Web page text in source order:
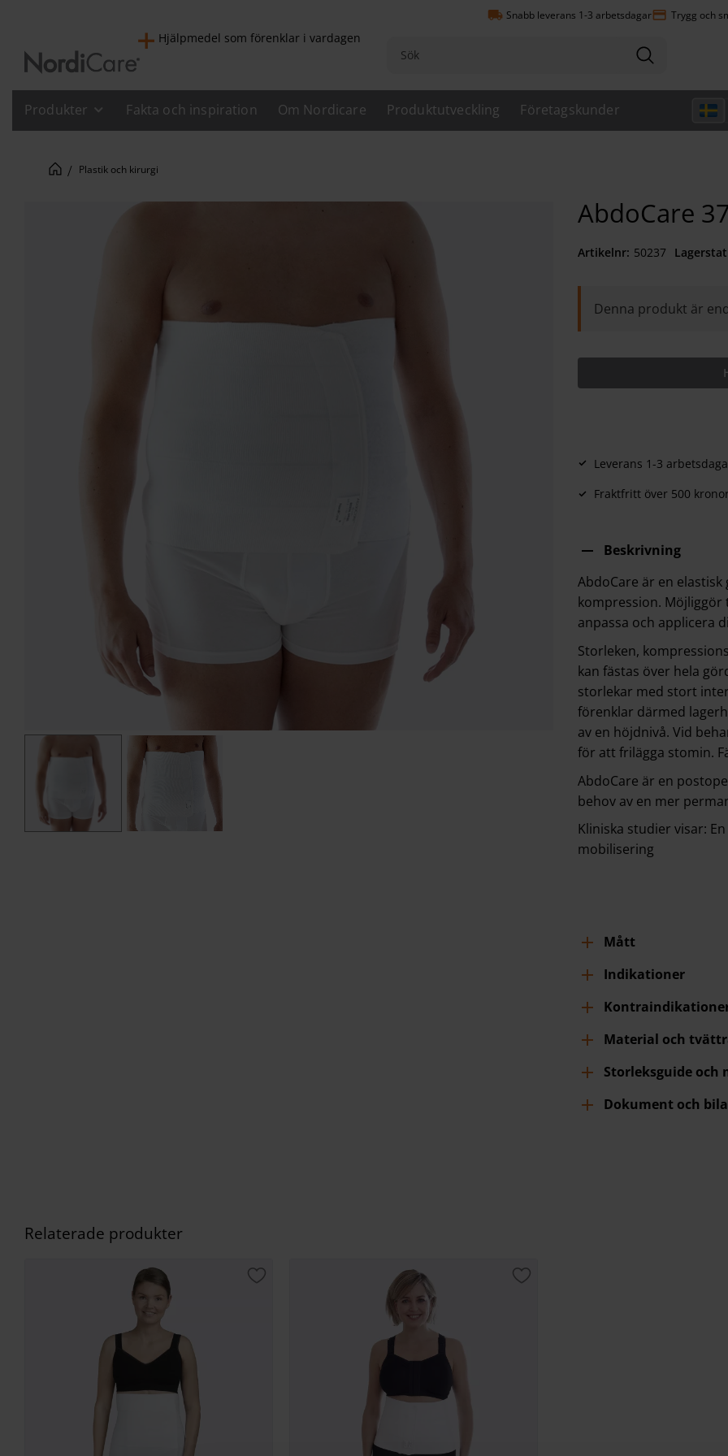
local_shipping Snabb leverans 1-3 arbetsdagarpayment Trygg och
Hjälpmedel som förenklar i vardagen
Produkter Fakta och inspiration Om Nordicare Produktutveckling Företagskunder
Plastik och kirurgi
AbdoCare
Denna produkt är
Leverans 1-3
Fraktfritt över 500
Artikelnr 502370980
Beskrivning
AbdoCare är en
kompression.
anpassa och applicera
Storleken,
kan fästas över hela
storlekar med stort
förenklar därmed
av en höjdnivå. Vid
för att frilägga stomin.
AbdoCare är en
behov av en mer
Kliniska studier visar:
mobilisering
Mått
Indikationer
Material och
Storleksguide och
Dokument och
Relaterade produkter
Lägg till i favoriter Lägg till i favoriter